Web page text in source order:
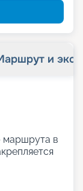
и
маршрута в